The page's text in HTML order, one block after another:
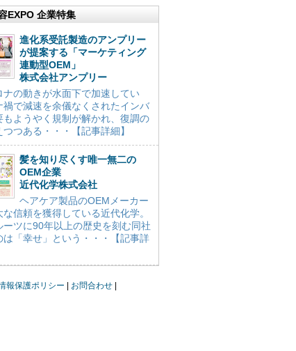
EXPO 企業特集
進化系受託製造のアンプリー
が提案する「マーケティング
連動型OEM」
株式会社アンプリー
ナの動きが水面下で加速してい
禍で減速を余儀なくされたインバ
もようやく規制が解かれ、復調の
つある・・・【記事詳細】
髪を知り尽くす唯一無二の
OEM企業
近代化学株式会社
ヘアケア製品のOEMメーカー
な信頼を獲得している近代化学。
ーツに90年以上の歴史を刻む同社
は「幸せ」という・・・【記事詳
報保護ポリシー
お問合わせ